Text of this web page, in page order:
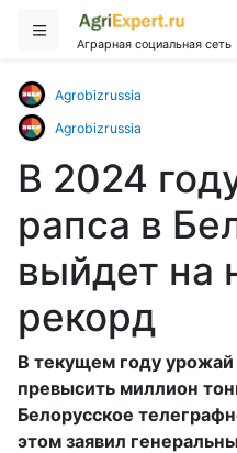
Аграрная социальная сеть
Agrobizrussia
Agrobizrussia
В 2024
рапса в
выйдет на
рекорд
В текущем году
превысить миллион
Белорусское
этом заявил